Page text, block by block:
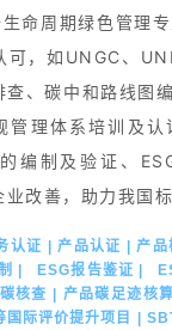
命周期绿色管理专
可，如UNGC、
查、碳中和路线图
理体系培训及认
编制及验证、
改善，助力我国
认证 | 产品认证 | 产
| ESG报告鉴证 |
核查 | 产品碳足迹核
际评价提升项目 |